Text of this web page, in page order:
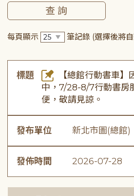
每頁顯示 筆記錄 (選擇後將
標題
【總館行動書車】
中，7/28-8/7行動書房
便，敬請見諒。
發布單位 新北市圖(總館)
發佈時間 2026-07-28